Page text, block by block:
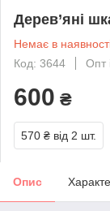
Дерев’яні
Немає в
Код: 3644
Опт
600 ₴
570 ₴ від 2 шт.
Опис